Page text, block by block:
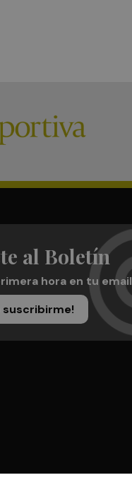
al Boletín
hora en tu email
suscribirme!